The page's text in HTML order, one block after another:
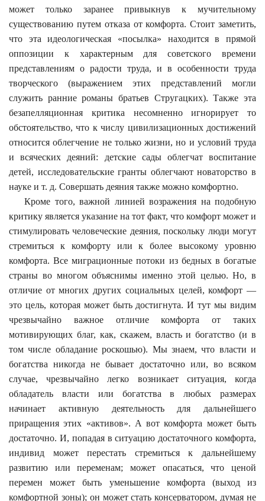
может только заранее привыкнув к мучительному
существованию путем отказа от комфорта. Стоит заметить,
что эта идеологическая «посылка» находится в прямой
оппозиции к характерным для советского времени
представлениям о радости труда, и в особенности труда
творческого (выражением этих представлений могли
служить ранние романы братьев Стругацких). Также эта
безапелляционная критика несомненно игнорирует то
обстоятельство, что к числу цивилизационных достижений
относится облегчение не только жизни, но и условий труда
и всяческих деяний: детские сады облегчат воспитание
детей, исследовательские гранты облегчают новаторство в
науке и т. д. Совершать деяния также можно комфортно.
Кроме того, важной линией возражения на подобную
критику является указание на тот факт, что комфорт может и
стимулировать человеческие деяния, поскольку люди могут
стремиться к комфорту или к более высокому уровню
комфорта. Все миграционные потоки из бедных в богатые
страны во многом объяснимы именно этой целью. Но, в
отличие от многих других социальных целей, комфорт —
это цель, которая может быть достигнута. И тут мы видим
чрезвычайно важное отличие комфорта от таких
мотивирующих благ, как, скажем, власть и богатство (и в
том числе обладание роскошью). Мы знаем, что власти и
богатства никогда не бывает достаточно или, во всяком
случае, чрезвычайно легко возникает ситуация, когда
обладатель власти или богатства в любых размерах
начинает активную деятельность для дальнейшего
приращения этих «активов». А вот комфорта может быть
достаточно. И, попадая в ситуацию достаточного комфорта,
индивид может перестать стремиться к дальнейшему
развитию или переменам; может опасаться, что ценой
перемен может быть уменьшение комфорта (выход из
комфортной зоны); он может стать консерватором, думая не